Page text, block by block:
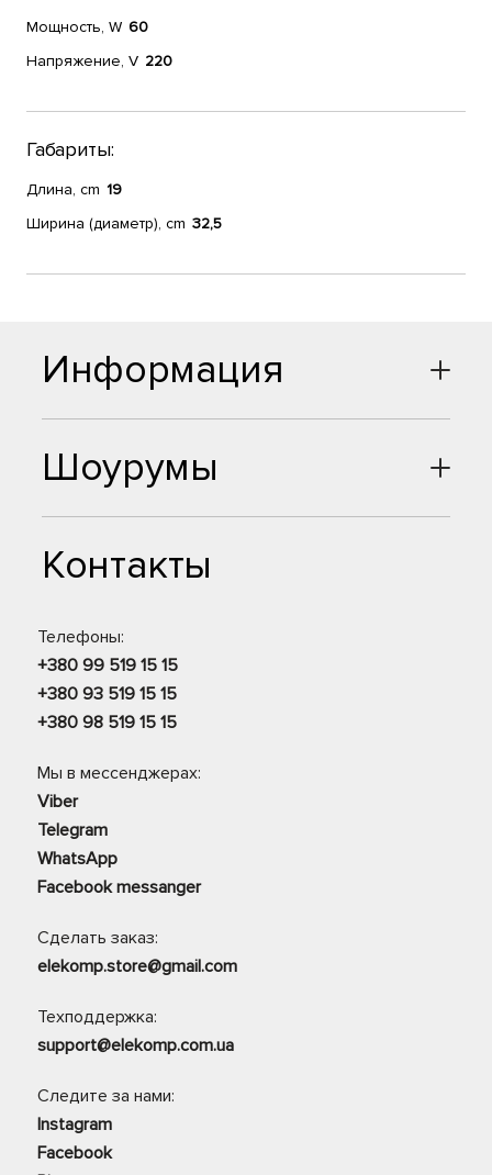
Мощность, W 60
Напряжение, V 220
Габариты:
Длина, cm 19
Ширина (диаметр), cm 32,5
Шоурумы
Контакты
Телефоны:
+380 99 519 15 15
+380 93 519 15 15
+380 98 519 15 15
Мы в мессенджерах:
Viber
Telegram
WhatsApp
Facebook messanger
Сделать заказ:
elekomp.store@gmail.com
Техподдержка:
support@elekomp.com.ua
Следите за нами:
Instagram
Facebook
Информация